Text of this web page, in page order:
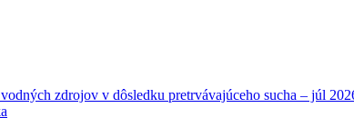
zdrojov v dôsledku pretrvávajúceho sucha – júl